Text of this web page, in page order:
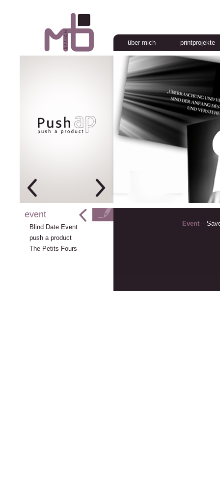
printprojekte
über mich
Event –
event
Blind Date Event
push a product
The Petits Fours